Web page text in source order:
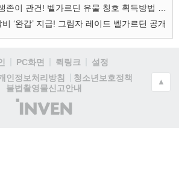
‘완갑’ 지급! 그림자 레이드 벨가르딘 공개
PC화면 퀵링크
설정
인정보처리방침
청소년보호정책
불법촬영물신고안내
(주)
인
▲